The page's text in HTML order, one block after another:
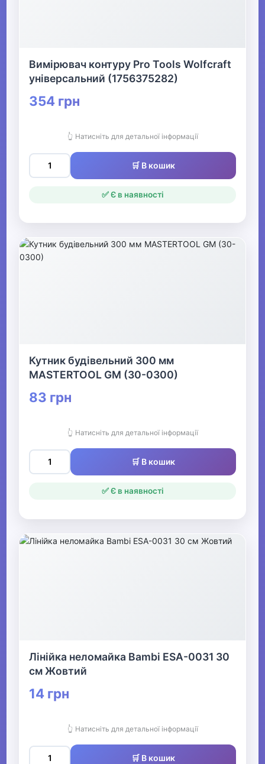
Вимірювач контуру Pro Tools Wolfcraft
універсальний (1756375282)
354 грн
👆 Натисніть для детальної інформації
🛒 В кошик
✅ Є в наявності
Кутник будівельний 300 мм
MASTERTOOL GM (30-0300)
83 грн
👆 Натисніть для детальної інформації
🛒 В кошик
✅ Є в наявності
Лінійка неломайка Bambi ESA-0031 30
см Жовтий
14 грн
👆 Натисніть для детальної інформації
🛒 В кошик